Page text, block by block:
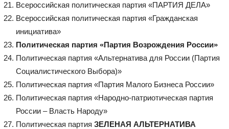
Всероссийская политическая партия «ПАРТИЯ ДЕЛА»
Всероссийская политическая партия «Гражданская
инициатива»
Политическая партия «Партия Возрождения России»
Политическая партия «Альтернатива для России (Партия
Социалистического Выбора)»
Политическая партия «Партия Малого Бизнеса России»
Политическая партия «Народно-патриотическая партия
России – Власть Народу»
Политическая партия ЗЕЛЕНАЯ АЛЬТЕРНАТИВА